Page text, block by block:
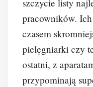
szczycie listy
pracowników.
czasem
pielęgniarki czy
ostatni, z
przypominają